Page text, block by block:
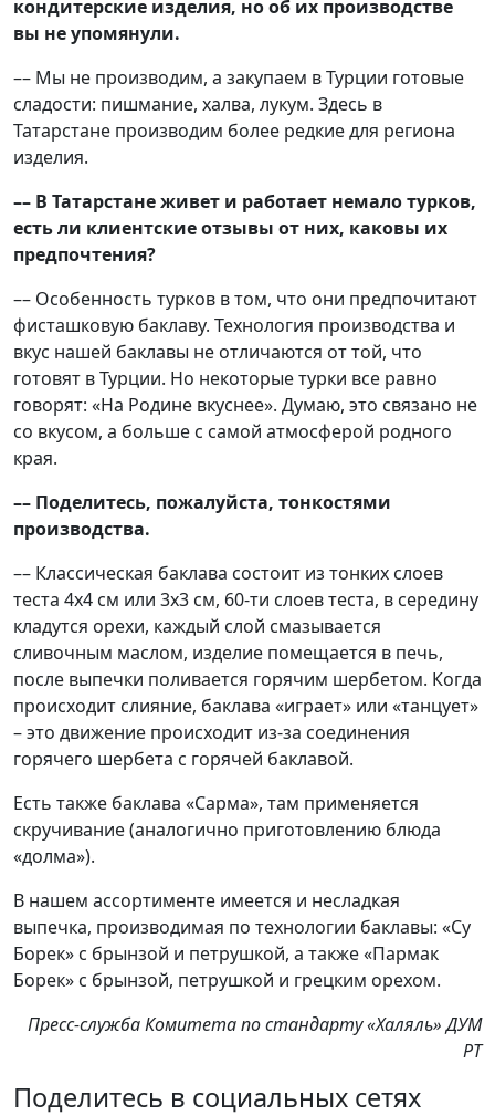
кондитерские изделия, но об их производстве
вы не упомянули.
–– Мы не производим, а закупаем в Турции готовые
сладости: пишмание, халва, лукум. Здесь в
Татарстане производим более редкие для региона
изделия.
–– В Татарстане живет и работает немало турков,
есть ли клиентские отзывы от них, каковы их
предпочтения?
–– Особенность турков в том, что они предпочитают
фисташковую баклаву. Технология производства и
вкус нашей баклавы не отличаются от той, что
готовят в Турции. Но некоторые турки все равно
говорят: «На Родине вкуснее». Думаю, это связано не
со вкусом, а больше с самой атмосферой родного
края.
–– Поделитесь, пожалуйста, тонкостями
производства.
–– Классическая баклава состоит из тонких слоев
теста 4х4 см или 3х3 см, 60-ти слоев теста, в середину
кладутся орехи, каждый слой смазывается
сливочным маслом, изделие помещается в печь,
после выпечки поливается горячим шербетом. Когда
происходит слияние, баклава «играет» или «танцует»
– это движение происходит из-за соединения
горячего шербета с горячей баклавой.
Есть также баклава «Сарма», там применяется
скручивание (аналогично приготовлению блюда
«долма»).
В нашем ассортименте имеется и несладкая
выпечка, производимая по технологии баклавы: «Су
Борек» с брынзой и петрушкой, а также «Пармак
Борек» с брынзой, петрушкой и грецким орехом.
Пресс-служба Комитета по стандарту «Халяль» ДУМ
РТ
Поделитесь в социальных сетях